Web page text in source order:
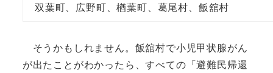
双葉町、広野町、楢葉町、葛尾村、飯舘村
そうかもしれません。飯舘村で小児甲状腺がん
が出たことがわかったら、すべての「避難民帰還